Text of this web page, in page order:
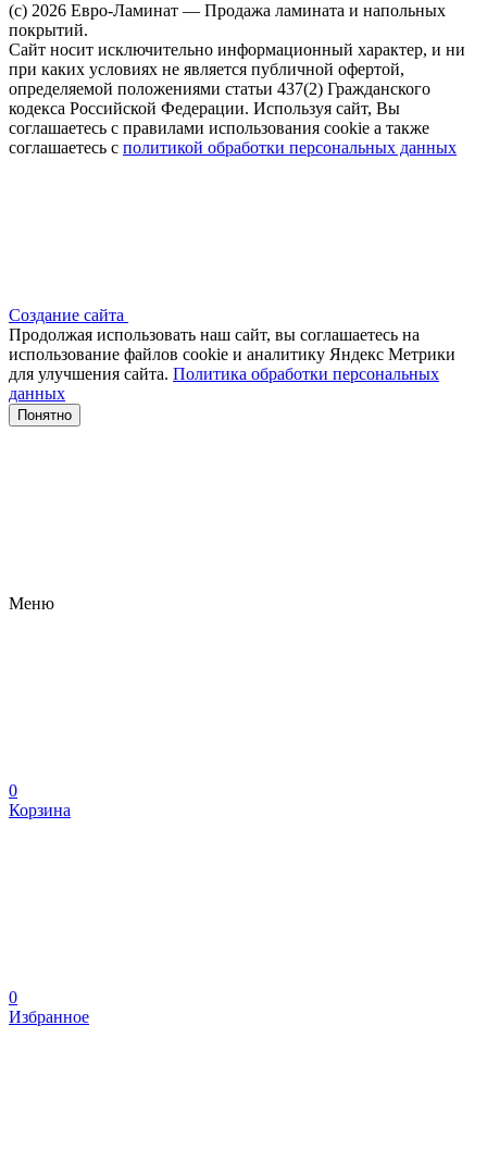
(c) 2026 Евро-Ламинат — Продажа ламината и напольных
покрытий.
Сайт носит исключительно информационный характер, и ни
при каких условиях не является публичной офертой,
определяемой положениями статьи 437(2) Гражданского
кодекса Российской Федерации. Используя сайт, Вы
соглашаетесь с правилами использования cookie а также
соглашаетесь с политикой обработки персональных данных
Создание сайта
Продолжая использовать наш сайт, вы соглашаетесь на
использование файлов сооkіе и аналитику Яндекс Метрики
для улучшения сайта. Политика обработки персональных
данных
Понятно
Меню
0
Корзина
0
Избранное